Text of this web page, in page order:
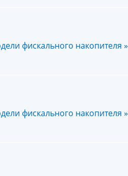
фискального накопителя »
фискального накопителя »